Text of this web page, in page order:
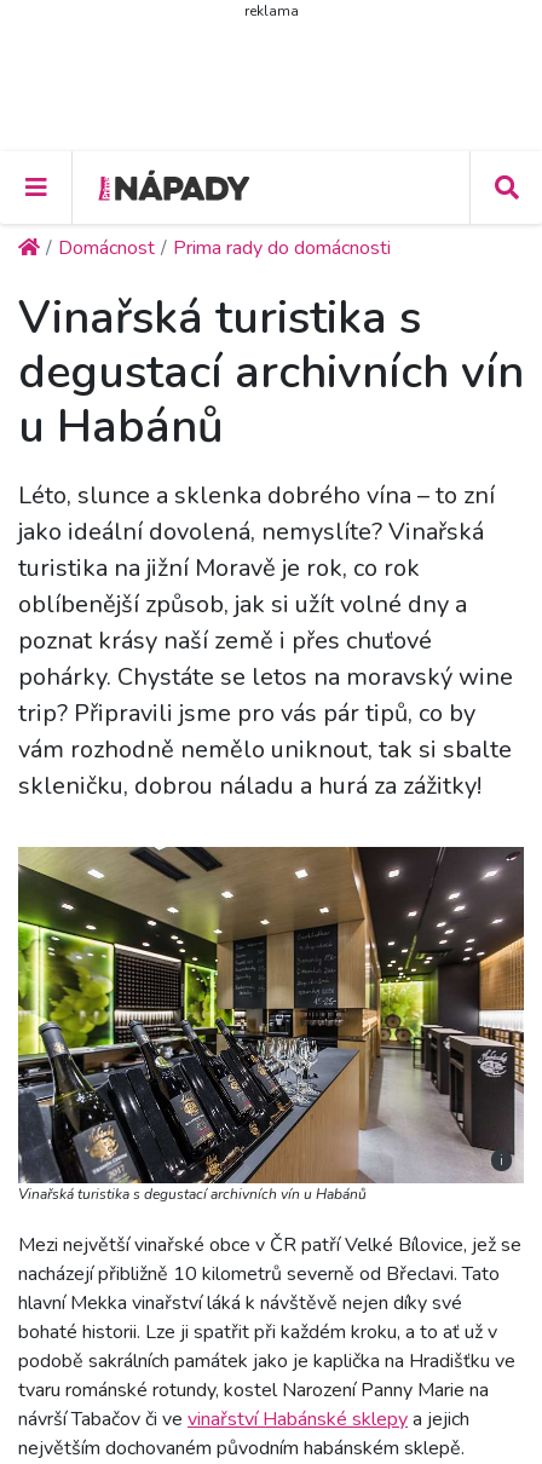
reklama
Domácnost Prima rady do domácnosti
Vinařská turistika s
degustací archivních vín
u Habánů
Léto, slunce a sklenka dobrého vína – to zní
jako ideální dovolená, nemyslíte? Vinařská
turistika na jižní Moravě je rok, co rok
oblíbenější způsob, jak si užít volné dny a
poznat krásy naší země i přes chuťové
pohárky. Chystáte se letos na moravský wine
trip? Připravili jsme pro vás pár tipů, co by
vám rozhodně nemělo uniknout, tak si sbalte
skleničku, dobrou náladu a hurá za zážitky!
i
Vinařská turistika s degustací archivních vín u Habánů
Mezi největší vinařské obce v ČR patří Velké Bílovice, jež se
nacházejí přibližně 10 kilometrů severně od Břeclavi. Tato
hlavní Mekka vinařství láká k návštěvě nejen díky své
bohaté historii. Lze ji spatřit při každém kroku, a to ať už v
podobě sakrálních památek jako je kaplička na Hradišťku ve
tvaru románské rotundy, kostel Narození Panny Marie na
návrší Tabačov či ve vinařství Habánské sklepya jejich
největším dochovaném původním habánském sklepě.